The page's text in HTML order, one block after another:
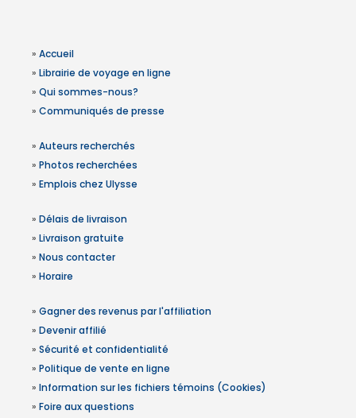
» Accueil
» Librairie de voyage en ligne
» Qui sommes-nous?
» Communiqués de presse
» Auteurs recherchés
» Photos recherchées
» Emplois chez Ulysse
» Délais de livraison
» Livraison gratuite
» Nous contacter
» Horaire
» Gagner des revenus par l'affiliation
» Devenir affilié
» Sécurité et confidentialité
» Politique de vente en ligne
» Information sur les fichiers témoins (Cookies)
» Foire aux questions